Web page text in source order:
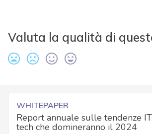
Valuta la qualità di
WHITEPAPER
Report annuale sulle tendenze
tech che domineranno il 2024